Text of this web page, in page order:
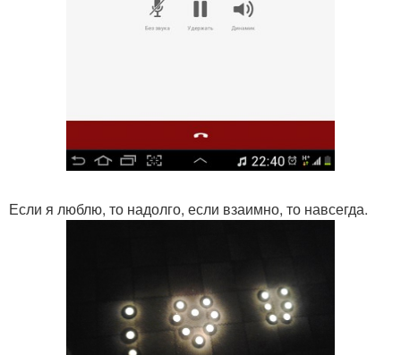
Если я люблю, то надолго, если взаимно, то навсегда.